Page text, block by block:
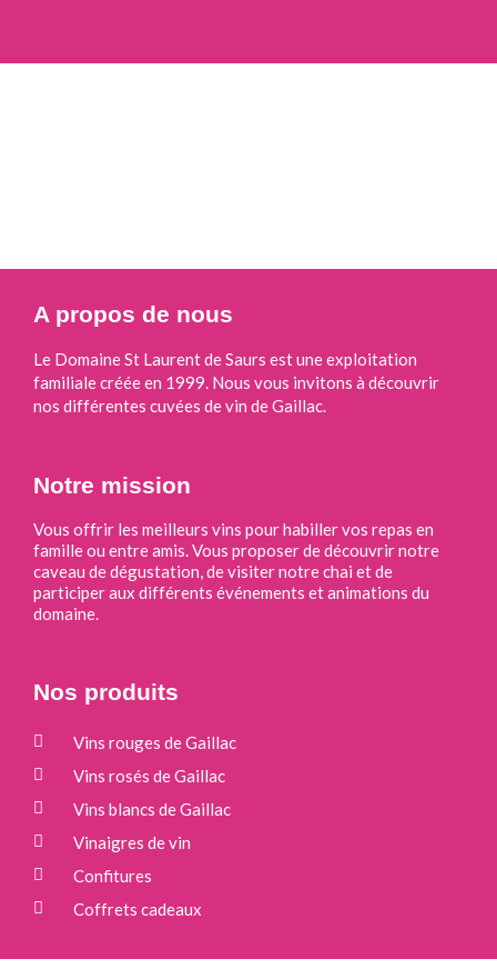
A propos de nous
Le Domaine St Laurent de Saurs est une exploitation
familiale créée en 1999. Nous vous invitons à découvrir
nos différentes cuvées de vin de Gaillac.
Notre mission
Vous offrir les meilleurs vins pour habiller vos repas en
famille ou entre amis. Vous proposer de découvrir notre
caveau de dégustation, de visiter notre chai et de
participer aux différents événements et animations du
domaine.
Nos produits
Vins rouges de Gaillac
Vins rosés de Gaillac
Vins blancs de Gaillac
Vinaigres de vin
Confitures
Coffrets cadeaux